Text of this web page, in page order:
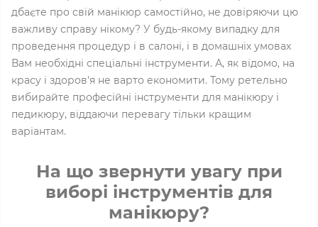
дбаєте про свій манікюр самостійно, не довіряючи цю
важливу справу нікому? У будь-якому випадку для
проведення процедур і в салоні, і в домашніх умовах
Вам необхідні спеціальні інструменти. А, як відомо, на
красу і здоров'я не варто економити. Тому ретельно
вибирайте професійні інструменти для манікюру і
педикюру, віддаючи перевагу тільки кращим
варіантам.
На що звернути увагу при
виборі інструментів для
манікюру?